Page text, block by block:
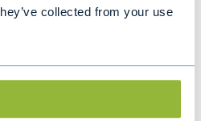
collected from your use